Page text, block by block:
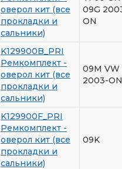
оверол кит (все
прокладки и
сальники)
09G
ON
K129900B_PRI
Ремкомплект -
оверол кит (все
прокладки и
сальники)
09M VW
2003-ON
K129900F_PRI
Ремкомплект -
оверол кит (все
прокладки и
сальники)
09K